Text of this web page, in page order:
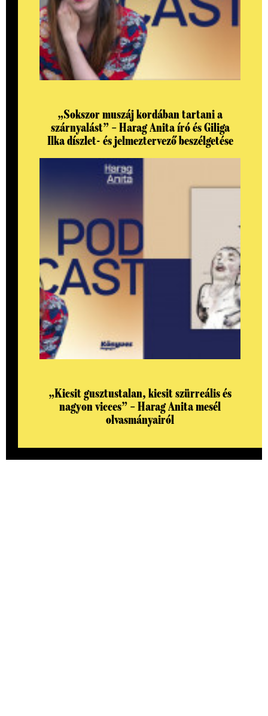
„Sokszor muszáj kordában tartani a
szárnyalást” – Harag Anita író és Giliga
Ilka díszlet- és jelmeztervező beszélgetése
„Kicsit gusztustalan, kicsit szürreális és
nagyon vicces” – Harag Anita mesél
olvasmányairól